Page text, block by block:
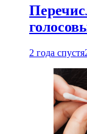
2 года спустя